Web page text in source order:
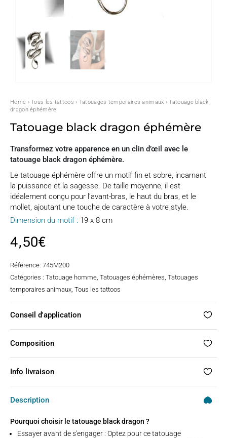
Home ›Tous les tattoos › Tatouages temporaires animaux › Tatouage black
dragon éphémère
Tatouage black dragon éphémère
Transformez votre apparence en un clin d’œil avec le
tatouage black dragon éphémère.
Le tatouage éphémère offre un motif fin et sobre, incarnant
la puissance et la sagesse. De taille moyenne, il est
idéalement conçu pour l’avant-bras, le haut du bras, et le
mollet, ajoutant une touche de caractère à votre style.
Dimension du motif : 19 x 8 cm
4,50€
Référence: 745M200
Catégories : Tatouage homme Tatouages éphémères Tatouages
temporaires animaux Tous les tattoos
Conseil d'application
Composition
Info livraison
Description
Pourquoi choisir le tatouage black dragon ?
Essayer avant de s'engager : Optez pour ce tatouage